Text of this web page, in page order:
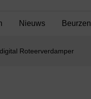
Nieuws Beurzen
Roteerverdamper